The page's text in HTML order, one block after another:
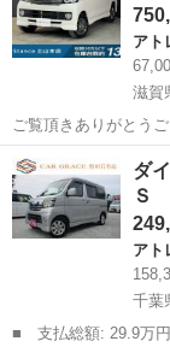
アト
滋賀
ご覧頂きありがとうございます 全車 goonet カ
M's Stance 土山本店 軽自動車専門
に...
滋賀
ダ
Ｓ
アト
千葉
■ 支払総額: 29.9万円 ■ 車両本体価格： 249,000 円 ■ メーカー